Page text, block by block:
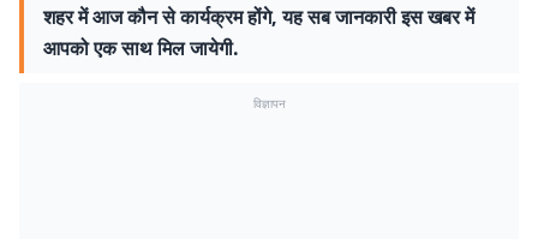
शहर में आज कौन से कार्यक्रम होंगे, यह सब जानकारी इस खबर में
आपको एक साथ मिल जायेगी.
विज्ञापन